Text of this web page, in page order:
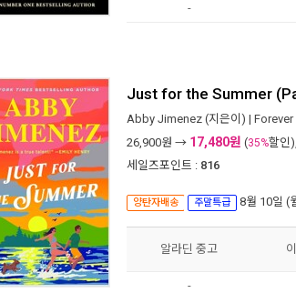
-
Just for the Summer
Abby Jimenez (지은이) | Forever
26,900원 → 17,480원 (35%할인
세일즈포인트 : 816
양탄자배송 주말특급 8월 10일 (
알라딘 중고
-